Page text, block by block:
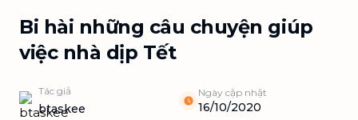
Bi hài những câu chuyện giúp
việc nhà dịp Tết
Tác giả
btaskee
Ngày cập nhật
16/10/2020